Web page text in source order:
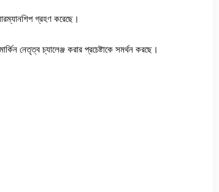
গ্রহণ করেছে।
নেতৃত্ব চ্যালেঞ্জ করার প্রচেষ্টাকে সমর্থন করছে।